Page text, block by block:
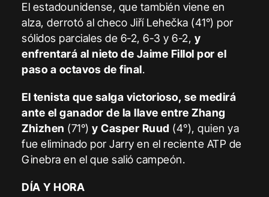
El estadounidense, que también viene en
alza, derrotó al checo Jiří Lehečka (41°) por
sólidos parciales de 6-2, 6-3 y 6-2, y
enfrentará al nieto de Jaime Fillol por el
paso a octavos de final.
El tenista que salga victorioso, se medirá
ante el ganador de la llave entre Zhang
Zhizhen (71°)y Casper Ruud (4°), quien ya
fue eliminado por Jarry en el reciente ATP de
Ginebra en el que salió campeón.
DÍA Y HORA